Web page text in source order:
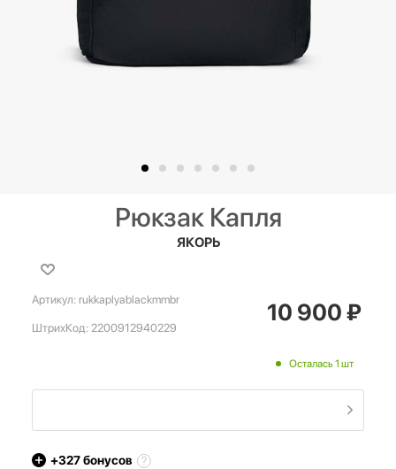
Рюкзак Капля
ЯКОРЬ
Артикул: rukkaplyablackmmbr
ШтрихКод: 2200912940229
10 900₽
Осталась 1 шт
+327бонусов